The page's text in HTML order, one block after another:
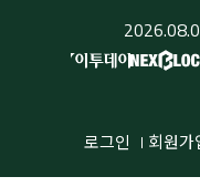
로그인 회원가